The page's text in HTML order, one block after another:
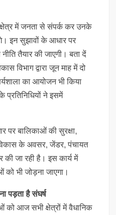
में जनता से संपर्क कर उनके
इन सुझावों के आधार पर
तैयार की जाएगी। बता दें
विभाग द्वारा जून माह में दो
का आयोजन भी किया
प्रतिनिधियों ने इसमें
पर बालिकाओं की सुरक्षा,
के अवसर, जेंडर, पंचायत
जा रही है। इस कार्य में
भी जोड़ना जाएगा।
पड़ता है संघर्ष
को आज सभी क्षेत्रों में वैधानिक